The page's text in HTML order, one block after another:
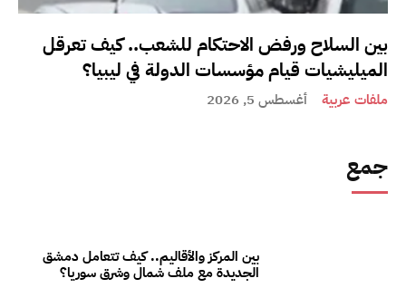
بين السلاح ورفض الاحتكام للشعب.. كيف تعرقل
الميليشيات قيام مؤسسات الدولة في ليبيا؟
ملفات عربية أغسطس 5, 2026
جمع
بين المركز والأقاليم.. كيف تتعامل دمشق
الجديدة مع ملف شمال وشرق سوريا؟